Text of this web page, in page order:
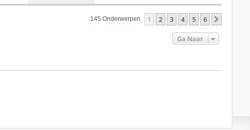
145 Onderwerpen 1 2 3 4 5 6
Ga Naar